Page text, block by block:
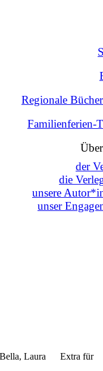
Regionale
Familienferien-
der
die
unsere
unser
Laura Extra für